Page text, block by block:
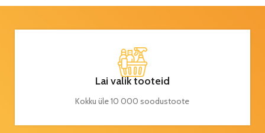
Lai valik tooteid
Kokku üle 10 000 soodustoote